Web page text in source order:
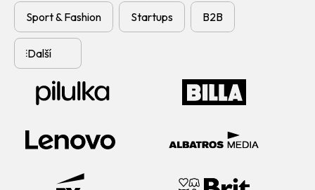
Sport & Fashion Startups B2B
Další